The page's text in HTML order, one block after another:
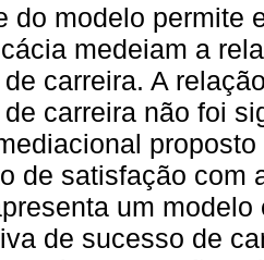
do modelo permite
medeiam a
carreira. A
carreira não foi
de satisfação com
um
de sucesso de